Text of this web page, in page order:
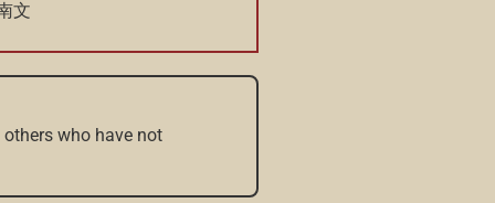
文
who have not